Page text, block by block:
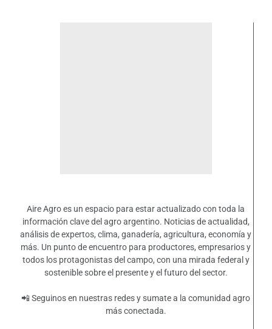
Aire Agro es un espacio para estar actualizado con toda la
información clave del agro argentino. Noticias de actualidad,
análisis de expertos, clima, ganadería, agricultura, economía y
más. Un punto de encuentro para productores, empresarios y
todos los protagonistas del campo, con una mirada federal y
sostenible sobre el presente y el futuro del sector.
📲 Seguinos en nuestras redes y sumate a la comunidad agro
más conectada.